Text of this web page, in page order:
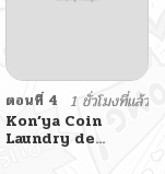
ตอนที่ 4
1 ชั่วโมงที่แล้ว
Kon’ya Coin
Laundry de